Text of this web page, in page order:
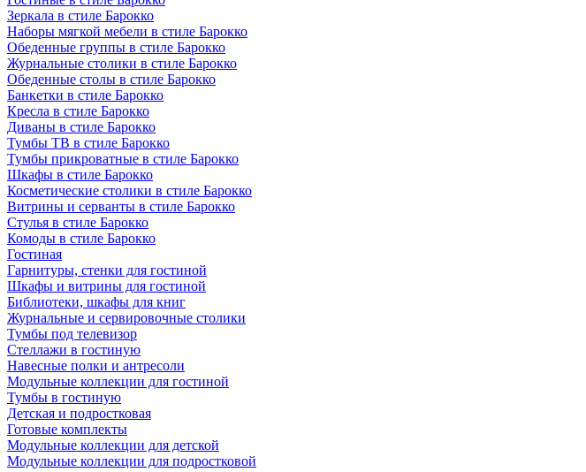
Зеркала в стиле Барокко
Наборы мягкой мебели в стиле Барокко
Обеденные группы в стиле Барокко
Журнальные столики в стиле Барокко
Обеденные столы в стиле Барокко
Банкетки в стиле Барокко
Кресла в стиле Барокко
Диваны в стиле Барокко
Тумбы ТВ в стиле Барокко
Тумбы прикроватные в стиле Барокко
Шкафы в стиле Барокко
Косметические столики в стиле Барокко
Витрины и серванты в стиле Барокко
Стулья в стиле Барокко
Комоды в стиле Барокко
Гостиная
Гарнитуры, стенки для гостиной
Шкафы и витрины для гостиной
Библиотеки, шкафы для книг
Журнальные и сервировочные столики
Тумбы под телевизор
Стеллажи в гостиную
Навесные полки и антресоли
Модульные коллекции для гостиной
Тумбы в гостиную
Детская и подростковая
Готовые комплекты
Модульные коллекции для детской
Модульные коллекции для подростковой